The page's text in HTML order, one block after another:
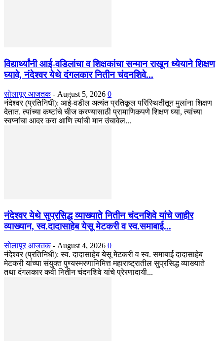
विद्यार्थ्यांनी आई-वडिलांचा व शिक्षकांचा सन्मान राखून ध्येयाने शिक्षण
घ्यावे, नंदेश्वर येथे दंगलकार नितीन चंदनशिवे...
सोलापूर आजतक - August 5, 2026 0
नंदेश्वर (प्रतिनिधी): आई-वडील अत्यंत प्रतिकूल परिस्थितीतून मुलांना शिक्षण
देतात. त्यांच्या कष्टांचे चीज करण्यासाठी प्रामाणिकपणे शिक्षण घ्या, त्यांच्या
स्वप्नांचा आदर करा आणि त्यांची मान उंचावेल...
नंदेश्वर येथे सुप्रसिद्ध व्याख्याते नितीन चंदनशिवे यांचे जाहीर
व्याख्यान, स्व.दादासाहेब येसू मेटकरी व स्व.समाबाई...
सोलापूर आजतक - August 4, 2026 0
नंदेश्वर (प्रतिनिधी): स्व. दादासाहेब येसू मेटकरी व स्व. समाबाई दादासाहेब
मेटकरी यांच्या संयुक्त पुण्यस्मरणानिमित्त महाराष्ट्रातील सुप्रसिद्ध व्याख्याते
तथा दंगलकार कवी नितीन चंदनशिवे यांचे प्रेरणादायी...